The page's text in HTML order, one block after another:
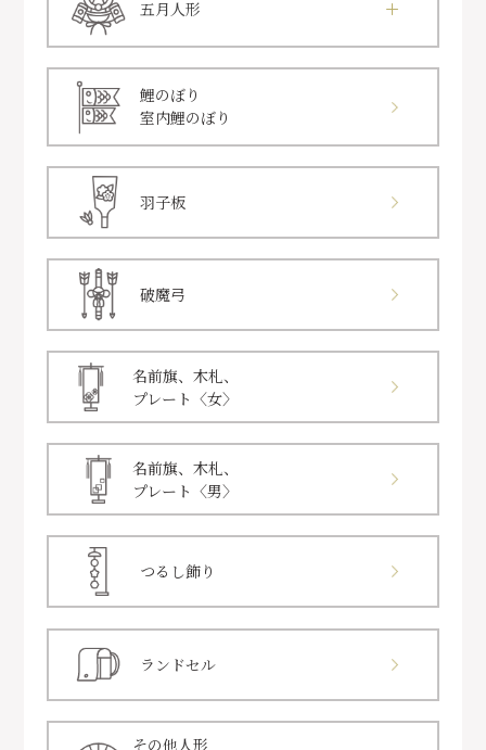
五月人形
鯉のぼり
室内鯉のぼり
羽子板
破魔弓
名前旗、木札、
プレート〈女〉
名前旗、木札、
プレート〈男〉
つるし飾り
ランドセル
その他人形